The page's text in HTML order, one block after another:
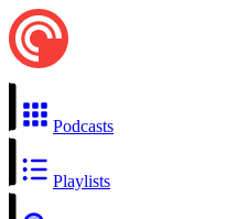
Podcasts
Playlists